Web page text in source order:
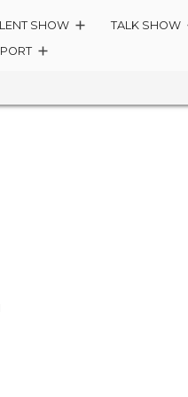
SHOW TALK SHOW
PUNTATA